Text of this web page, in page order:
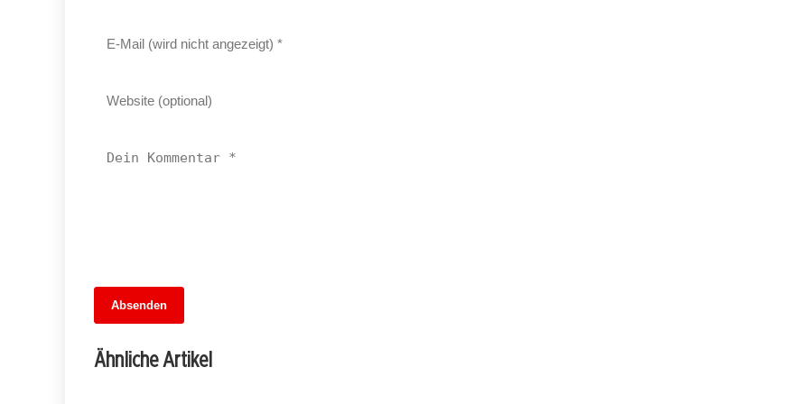
Absenden
Ähnliche Artikel
MuseumsMeileMitte: Berlins neues
kulturelles Herz schlägt am